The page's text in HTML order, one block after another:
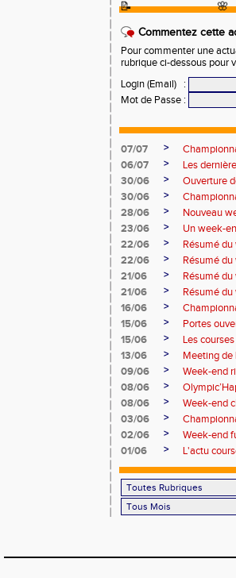
Commentez cette
Pour commenter une
rubrique ci-dessous pour
Login (Email)
:
Mot de Passe :
07/07 >
06/07
>
Les
30/06
>
Ouverture
30/06
>
28/06
>
Nouveau
23/06
>
Un week-
22/06
>
Résumé
22/06
>
Résumé
21/06
>
Résumé
21/06
>
Résumé
16/06
>
15/06
>
Portes
15/06
>
Les
13/06
>
Meeting de
09/06
>
Week-end
08/06
>
08/06
>
Week-end
03/06
>
02/06
>
Week-end
01/06
> L'actu